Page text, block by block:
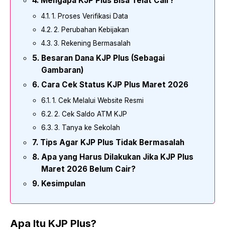
1. Proses Verifikasi Data
2. Perubahan Kebijakan
3. Rekening Bermasalah
Besaran Dana KJP Plus (Sebagai
Gambaran)
Cara Cek Status KJP Plus Maret 2026
1. Cek Melalui Website Resmi
2. Cek Saldo ATM KJP
3. Tanya ke Sekolah
Tips Agar KJP Plus Tidak Bermasalah
Apa yang Harus Dilakukan Jika KJP Plus
Maret 2026 Belum Cair?
Kesimpulan
Apa Itu KJP Plus?